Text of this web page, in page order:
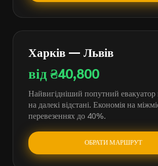
Харків — Львів
від ₴40,800
Найвигідніший попутний евакуатор
на далекі відстані. Економія на
перевезеннях до 40%.
ОБРАТИ МАРШРУТ